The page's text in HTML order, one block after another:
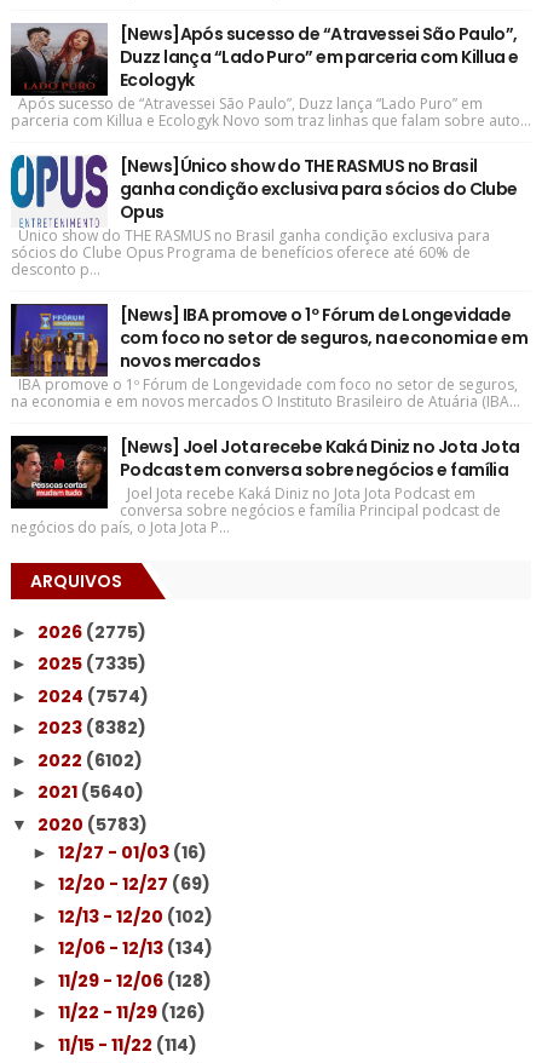
[News]Após sucesso de “Atravessei São Paulo”,
Duzz lança “Lado Puro” em parceria com Killua e
Ecologyk
Após sucesso de “Atravessei São Paulo”, Duzz lança “Lado Puro” em
parceria com Killua e Ecologyk Novo som traz linhas que falam sobre auto...
[News]Único show do THE RASMUS no Brasil
ganha condição exclusiva para sócios do Clube
Opus
Único show do THE RASMUS no Brasil ganha condição exclusiva para
sócios do Clube Opus Programa de benefícios oferece até 60% de
desconto p...
[News] IBA promove o 1º Fórum de Longevidade
com foco no setor de seguros, na economia e em
novos mercados
IBA promove o 1º Fórum de Longevidade com foco no setor de seguros,
na economia e em novos mercados O Instituto Brasileiro de Atuária (IBA...
[News] Joel Jota recebe Kaká Diniz no Jota Jota
Podcast em conversa sobre negócios e família
Joel Jota recebe Kaká Diniz no Jota Jota Podcast em
conversa sobre negócios e família Principal podcast de
negócios do país, o Jota Jota P...
ARQUIVOS
► 2026 (2775)
► 2025 (7335)
► 2024 (7574)
► 2023 (8382)
► 2022 (6102)
► 2021 (5640)
▼ 2020 (5783)
► 12/27 - 01/03 (16)
► 12/20 - 12/27 (69)
► 12/13 - 12/20 (102)
► 12/06 - 12/13 (134)
► 11/29 - 12/06 (128)
► 11/22 - 11/29 (126)
► 11/15 - 11/22 (114)